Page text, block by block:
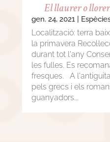
El llaurer o
gen. 24, 2021
Localització: terra
la primavera
durant tot l'any
les fulles. Es
fresques. A
pels grecs i els
guanyadors...